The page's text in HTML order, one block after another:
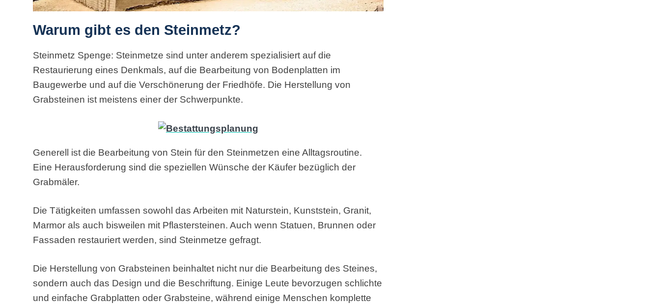
Warum gibt es den Steinmetz?
Steinmetz Spenge: Steinmetze sind unter anderem spezialisiert auf die
Restaurierung eines Denkmals, auf die Bearbeitung von Bodenplatten im
Baugewerbe und auf die Verschönerung der Friedhöfe. Die Herstellung von
Grabsteinen ist meistens einer der Schwerpunkte.
Generell ist die Bearbeitung von Stein für den Steinmetzen eine Alltagsroutine.
Eine Herausforderung sind die speziellen Wünsche der Käufer bezüglich der
Grabmäler.
Die Tätigkeiten umfassen sowohl das Arbeiten mit Naturstein, Kunststein, Granit,
Marmor als auch bisweilen mit Pflastersteinen. Auch wenn Statuen, Brunnen oder
Fassaden restauriert werden,sind Steinmetze gefragt.
Die Herstellung von Grabsteinen beinhaltet nicht nur die Bearbeitung des Steines,
sondern auch das Design und die Beschriftung. Einige Leute bevorzugen schlichte
und einfache Grabplatten oder Grabsteine, während einige Menschen komplette